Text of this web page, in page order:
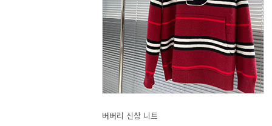
버버리 신상 니트